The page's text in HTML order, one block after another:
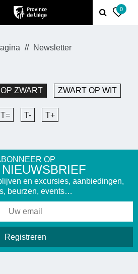
0
Newsletter
ZWART ZWART OP WIT
T= T- T+
OP
en excursies, aanbiedingen,
beurzen, events…